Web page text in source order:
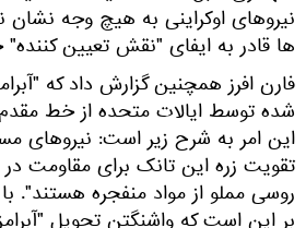
نیروهای اوکراینی به هیچ وجه
ها قادر به ایفای "نقش تعیین کننده"
شده توسط ایالات متحده از خط
این امر به شرح زیر است: نیروهای
تقویت زره این تانک برای مقاومت در
روسی مملو از مواد منفجره هستند".